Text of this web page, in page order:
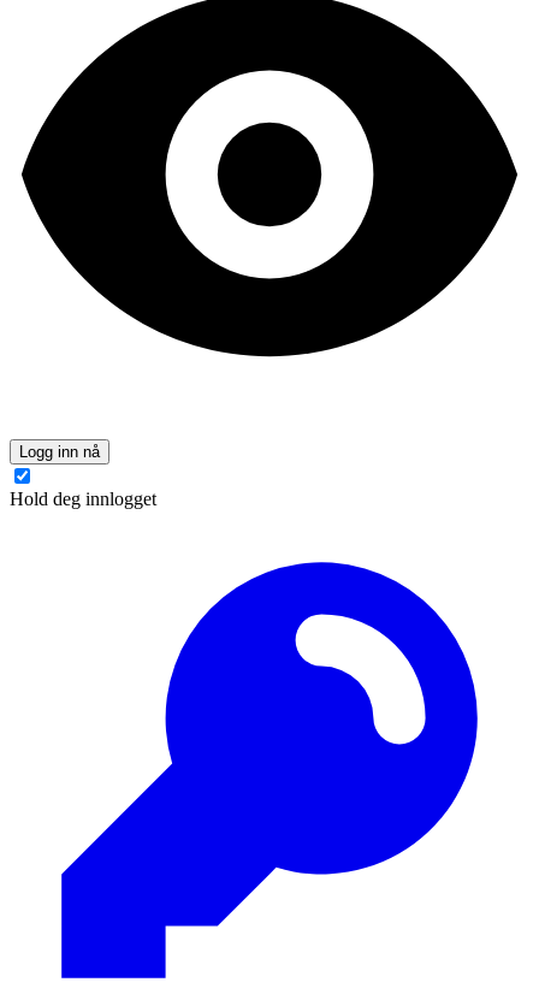
Logg inn nå
Hold deg innlogget